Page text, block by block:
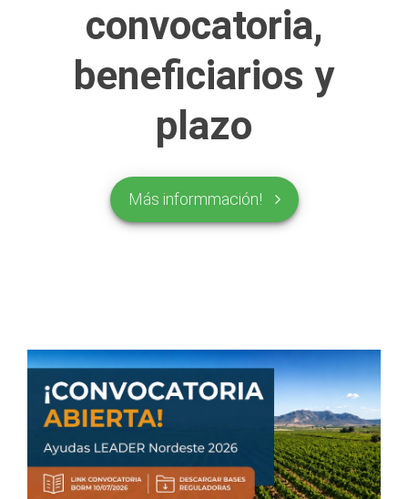
convocatoria,
beneficiarios y
plazo
Más informmación!